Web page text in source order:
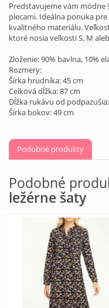
Predstavujeme vám módne
plecami. Ideálna ponuka
kvalitného materiálu.
ktoré nosia veľkosti S, M
Zloženie: 90% bavlna, 10%
Rozmery:
Šírka hrudníka: 45 cm
Celková dĺžka: 87 cm
Dĺžka rukávu od
Šírka bokov: 49 cm
Podobné produkty
Podobné
ležérne šaty